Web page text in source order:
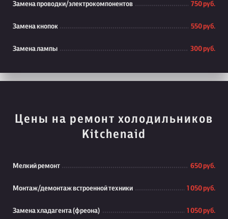
Замена проводки/электрокомпонентов 750 руб.
Замена кнопок 550 руб.
Замена лампы 300 руб.
Цены на ремонт холодильников
Kitchenaid
Мелкий ремонт 650 руб.
Монтаж/демонтаж встроенной техники 1 050 руб.
Замена хладагента (фреона) 1 050 руб.